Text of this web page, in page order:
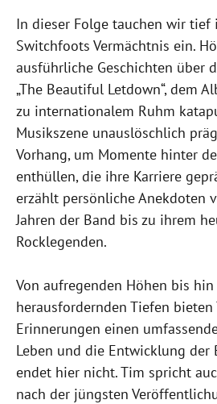
In dieser Folge tauchen wir tief
Switchfoots Vermächtnis ein.
ausführliche Geschichten über
„The Beautiful Letdown“, dem
zu internationalem Ruhm
Musikszene unauslöschlich
Vorhang, um Momente hinter
enthüllen, die ihre Karriere
erzählt persönliche Anekdoten
Jahren der Band bis zu ihrem
Rocklegenden.
Von aufregenden Höhen bis hin
herausfordernden Tiefen
Erinnerungen einen
Leben und die Entwicklung der
endet hier nicht. Tim spricht
nach der jüngsten